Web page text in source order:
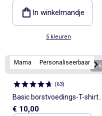
In winkelmandje
5 kleuren
Mama Personaliseerbaar 1/6
(63)
Basic borstvoedings-T-shirt
met korte mouw
€ 10,00